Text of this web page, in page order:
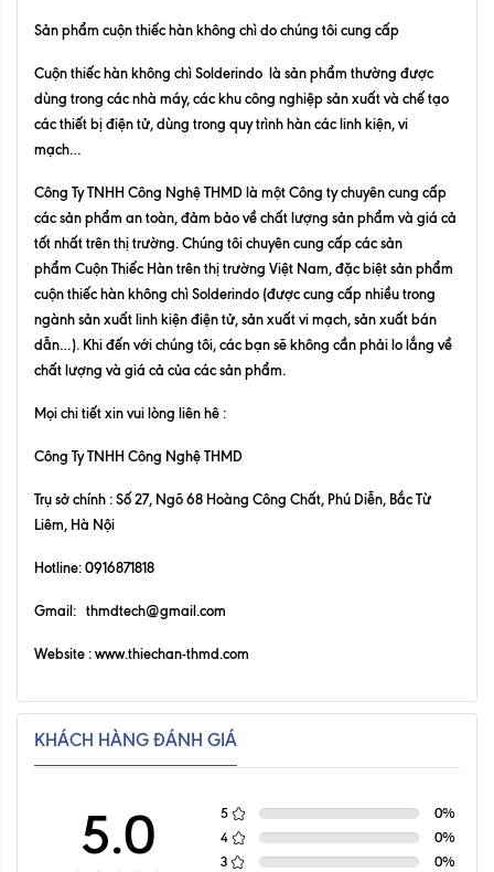
Sản phẩm cuộn thiếc hàn không chì do chúng tôi cung cấp
Cuộn thiếc hàn không chì Solderindo là sản phẩm thường được
dùng trong các nhà máy, các khu công nghiệp sản xuất và chế tạo
các thiết bị điện tử, dùng trong quy trình hàn các linh kiện, vi
mạch…
Công Ty TNHH Công Nghệ THMD là một Công ty chuyên cung cấp
các sản phẩm an toàn, đảm bảo về chất lượng sản phẩm và giá cả
tốt nhất trên thị trường. Chúng tôi chuyên cung cấp các sản
phẩm Cuộn Thiếc Hàntrên thị trường Việt Nam, đặc biệt sản phẩm
cuộn thiếc hàn không chì Solderindo (được cung cấp nhiều trong
ngành sản xuất linh kiện điện tử, sản xuất vi mạch, sản xuất bán
dẫn…). Khi đến với chúng tôi, các bạn sẽ không cần phải lo lắng về
chất lượng và giá cả của các sản phẩm.
Mọi chi tiết xin vui lòng liên hê :
Công Ty TNHH Công Nghệ THMD
Trụ sở chính : Số 27, Ngõ 68 Hoàng Công Chất, Phú Diễn, Bắc Từ
Liêm, Hà Nội
Hotline: 0916871818
Gmail: thmdtech@gmail.com
Website :www.thiechan-thmd.com
KHÁCH HÀNG ĐÁNH GIÁ
5.0 5 0%
4
0%
3
0%